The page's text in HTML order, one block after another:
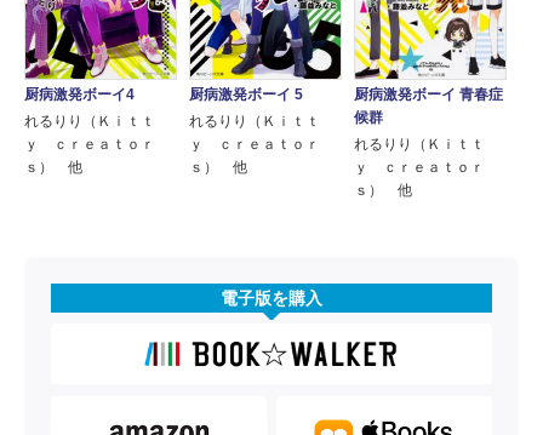
厨病激発ボーイ4
れるりり（Ｋｉｔｔ
ｙ ｃｒｅａｔｏｒ
ｓ） 他
厨病激発ボーイ 5
れるりり（Ｋｉｔｔ
ｙ ｃｒｅａｔｏｒ
ｓ） 他
厨病激発ボーイ 青春症
候群
れるりり（Ｋｉｔｔ
ｙ ｃｒｅａｔｏｒ
ｓ） 他
電子版を購入